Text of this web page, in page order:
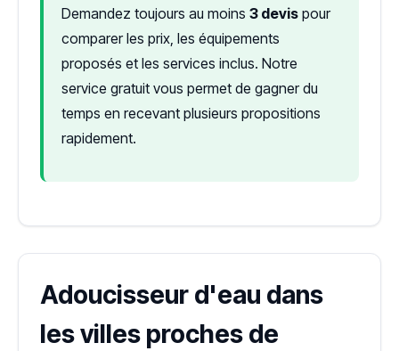
Demandez toujours au moins 3 devis pour
comparer les prix, les équipements
proposés et les services inclus. Notre
service gratuit vous permet de gagner du
temps en recevant plusieurs propositions
rapidement.
Adoucisseur d'eau dans
les villes proches de